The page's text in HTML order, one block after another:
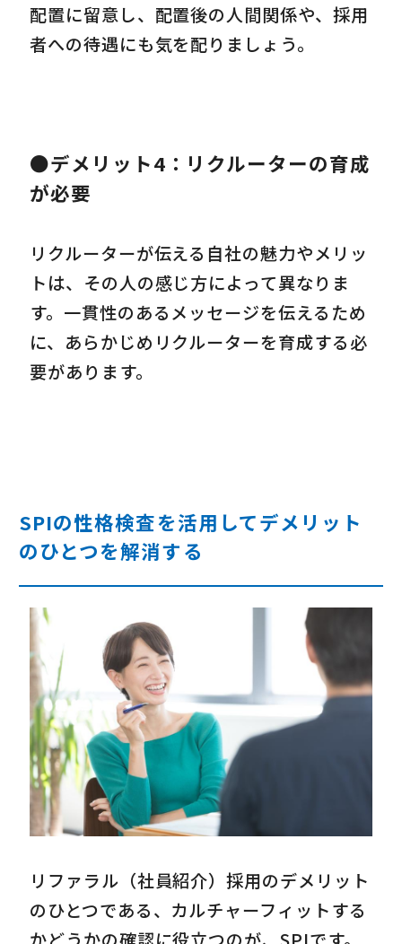
配置に留意し、配置後の人間関係や、採用
者への待遇にも気を配りましょう。
●デメリット4：リクルーターの育成
が必要
リクルーターが伝える自社の魅力やメリッ
トは、その人の感じ方によって異なりま
す。一貫性のあるメッセージを伝えるため
に、あらかじめリクルーターを育成する必
要があります。
SPIの性格検査を活用してデメリット
のひとつを解消する
リファラル（社員紹介）採用のデメリット
のひとつである、カルチャーフィットする